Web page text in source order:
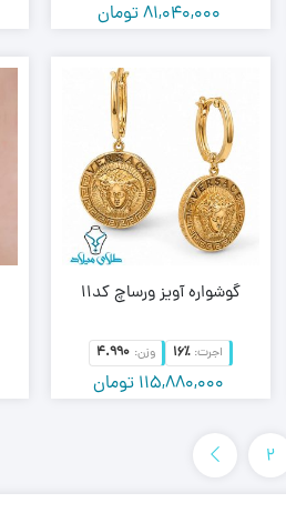
81,040,000تومان
گوشواره آویز ورساچ کد11
اجرت: 16٪ وزن: 4.990
115,880,000 تومان
2